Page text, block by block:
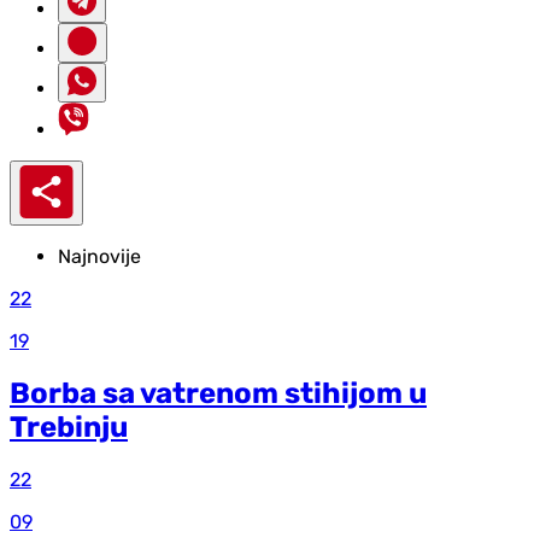
Najnovije
22
19
Borba sa vatrenom stihijom u
Trebinju
22
09